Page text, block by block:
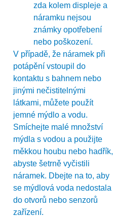
zda kolem displeje a
náramku nejsou
známky opotřebení
nebo poškození.
V případě, že náramek při
potápění vstoupil do
kontaktu s bahnem nebo
jinými nečistitelnými
látkami, můžete použít
jemné mýdlo a vodu.
Smíchejte malé množství
mýdla s vodou a použijte
měkkou houbu nebo hadřík,
abyste šetrně vyčistili
náramek. Dbejte na to, aby
se mýdlová voda nedostala
do otvorů nebo senzorů
zařízení.